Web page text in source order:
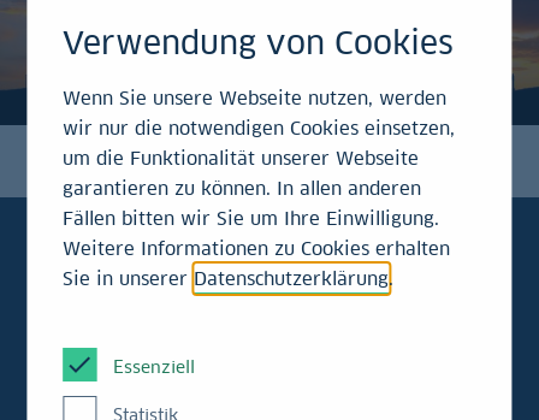
Verwendung von Cookies
Wenn Sie unsere Webseite nutzen, werden
wir nur die notwendigen Cookies einsetzen,
um die Funktionalität unserer Webseite
garantieren zu können. In allen anderen
Fällen bitten wir Sie um Ihre Einwilligung.
Weitere Informationen zu Cookies erhalten
Sie in unserer Datenschutzerklärung.
Essenziell
Statistik